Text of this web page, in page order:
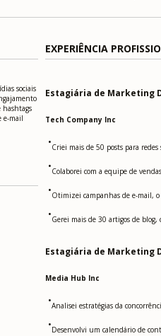
sociais
hashtags
e-mail
EXPERIÊNCIA
Estagiária de Marketing
Tech Company Inc
•Criei mais de 50 posts para
•Colaborei com a equipe de
•Otimizei campanhas de e-mail,
•Gerei mais de 30 artigos de
Estagiária de Marketing
Media Hub Inc
•Analisei estratégias da
•Desenvolvi um calendário de